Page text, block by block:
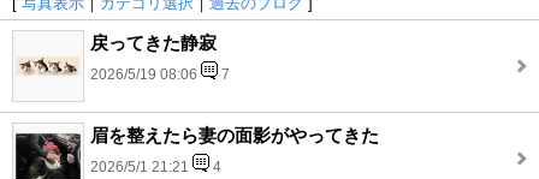
戻ってきた静寂
2026/5/19 08:06 7
眉を整えたら妻の面影がやってきた
2026/5/1 21:21 4